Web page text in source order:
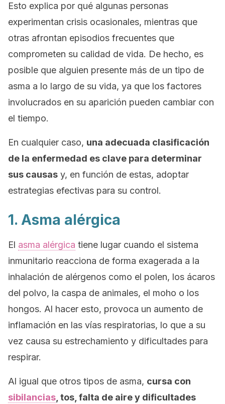
Esto explica por qué algunas personas
experimentan crisis ocasionales, mientras que
otras afrontan episodios frecuentes que
comprometen su calidad de vida. De hecho, es
posible que alguien presente más de un tipo de
asma a lo largo de su vida, ya que los factores
involucrados en su aparición pueden cambiar con
el tiempo.
En cualquier caso, una adecuada clasificación
de la enfermedad es clave para determinar
sus causas y, en función de estas, adoptar
estrategias efectivas para su control.
1. Asma alérgica
El asma alérgica tiene lugar cuando el sistema
inmunitario reacciona de forma exagerada a la
inhalación de alérgenos como el polen, los ácaros
del polvo, la caspa de animales, el moho o los
hongos. Al hacer esto, provoca un aumento de
inflamación en las vías respiratorias, lo que a su
vez causa su estrechamiento y dificultades para
respirar.
Al igual que otros tipos de asma, cursa con
sibilancias , tos, falta de aire y dificultades